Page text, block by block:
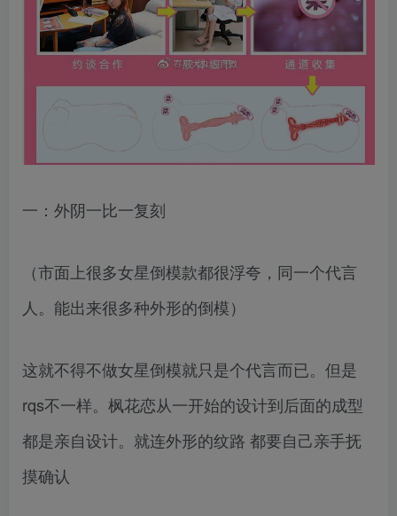
一：外阴一比一复刻
（市面上很多女星倒模款都很浮夸，同一个代言
人。能出来很多种外形的倒模）
这就不得不做女星倒模就只是个代言而已。但是
rqs不一样。枫花恋从一开始的设计到后面的成型
都是亲自设计。就连外形的纹路 都要自己亲手抚
摸确认